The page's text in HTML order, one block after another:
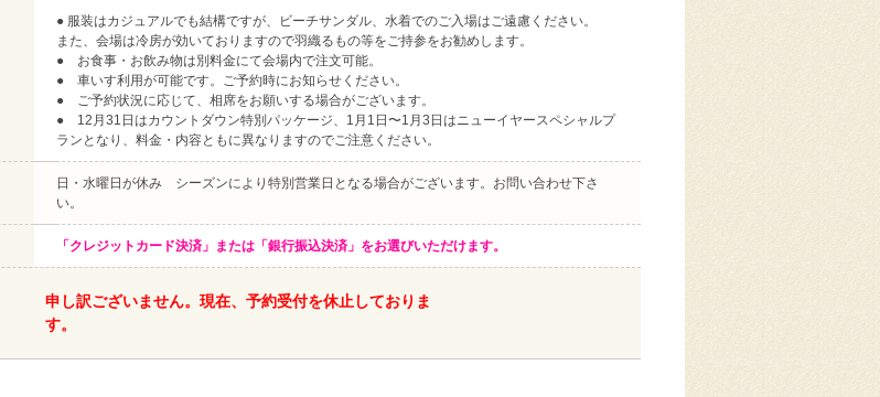
● 服装はカジュアルでも結構ですが、ビーチサンダル、水着でのご入場はご遠慮ください。
また、会場は冷房が効いておりますので羽織るもの等をご持参をお勧めします。
● お食事・お飲み物は別料金にて会場内で注文可能。
● 車いす利用が可能です。ご予約時にお知らせください。
● ご予約状況に応じて、相席をお願いする場合がございます。
● 12月31日はカウントダウン特別パッケージ、1月1日〜1月3日はニューイヤースペシャルプ
ランとなり、料金・内容ともに異なりますのでご注意ください。
日・水曜日が休み シーズンにより特別営業日となる場合がございます。お問い合わせ下さ
い。
「クレジットカード決済」または「銀行振込決済」をお選びいただけます。
申し訳ございません。現在、予約受付を休止しておりま
す。